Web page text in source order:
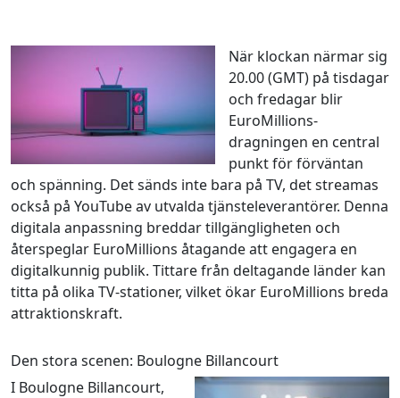
När klockan närmar sig
20.00 (GMT) på tisdagar
och fredagar blir
EuroMillions-
dragningen en central
punkt för förväntan
och spänning. Det sänds inte bara på TV, det streamas
också på YouTube av utvalda tjänsteleverantörer. Denna
digitala anpassning breddar tillgängligheten och
återspeglar EuroMillions åtagande att engagera en
digitalkunnig publik. Tittare från deltagande länder kan
titta på olika TV-stationer, vilket ökar EuroMillions breda
attraktionskraft.
Den stora scenen: Boulogne Billancourt
I Boulogne Billancourt,